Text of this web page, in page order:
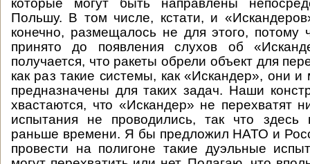
которые могут быть направлены
Польшу. В том числе, кстати, и
конечно, размещалось не для этого,
принято до появления слухов об
получается, что ракеты обрели объект для
как раз такие системы, как «Искандер», они и
предназначены для таких задач. Наши
хвастаются, что «Искандер» не перехватят
испытания не проводились, так что здесь
раньше времени. Я бы предложил НАТО и
провести на полигоне такие дуэльные